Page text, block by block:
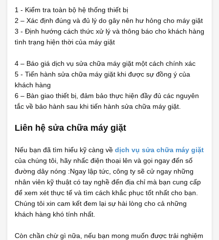
1 - Kiểm tra toàn bộ hệ thống thiết bị
2 – Xác định đúng và đủ lý do gây nên hư hỏng cho máy giặt
3 - Định hướng cách thức xử lý và thông báo cho khách hàng
tình trạng hiện thời của máy giặt
4 – Báo giá dịch vụ sửa chữa máy giặt một cách chính xác
5 - Tiến hành sửa chữa máy giặt khi được sự đồng ý của
khách hàng
6 – Bàn giao thiết bị, đảm bảo thực hiện đầy đủ các nguyên
tắc về bảo hành sau khi tiến hành sửa chữa máy giặt.
Liên hệ sửa chữa máy giặt
Nếu bạn đã tìm hiểu kỹ càng về dịch vụ sửa chữa máy giặt
của chúng tôi, hãy nhấc điện thoại lên và gọi ngay đến số
đường dây nóng :Ngay lập tức, công ty sẽ cử ngay những
nhân viên kỹ thuật có tay nghề đến địa chỉ mà bạn cung cấp
để xem xét thực tế và tìm cách khắc phục tốt nhất cho bạn.
Chúng tôi xin cam kết đem lại sự hài lòng cho cả những
khách hàng khó tính nhất.
Còn chần chừ gì nữa, nếu bạn mong muốn được trải nghiệm